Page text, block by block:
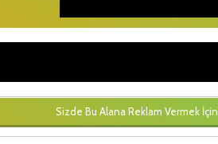
Sizde Bu Alana Reklam Vermek İçin